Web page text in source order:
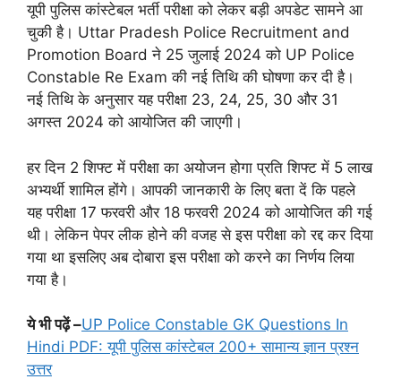
यूपी पुलिस कांस्टेबल भर्ती परीक्षा को लेकर बड़ी अपडेट सामने आ
चुकी है। Uttar Pradesh Police Recruitment and
Promotion Board ने 25 जुलाई 2024 को UP Police
Constable Re Exam की नई तिथि की घोषणा कर दी है।
नई तिथि के अनुसार यह परीक्षा 23, 24, 25, 30 और 31
अगस्त 2024 को आयोजित की जाएगी।
हर दिन 2 शिफ्ट में परीक्षा का अयोजन होगा प्रति शिफ्ट में 5 लाख
अभ्यर्थी शामिल होंगे। आपकी जानकारी के लिए बता दें कि पहले
यह परीक्षा 17 फरवरी और 18 फरवरी 2024 को आयोजित की गई
थी। लेकिन पेपर लीक होने की वजह से इस परीक्षा को रद्द कर दिया
गया था इसलिए अब दोबारा इस परीक्षा को करने का निर्णय लिया
गया है।
ये भी पढ़ें –UP Police Constable GK Questions In
Hindi PDF: यूपी पुलिस कांस्टेबल 200+ सामान्य ज्ञान प्रश्न
उत्तर